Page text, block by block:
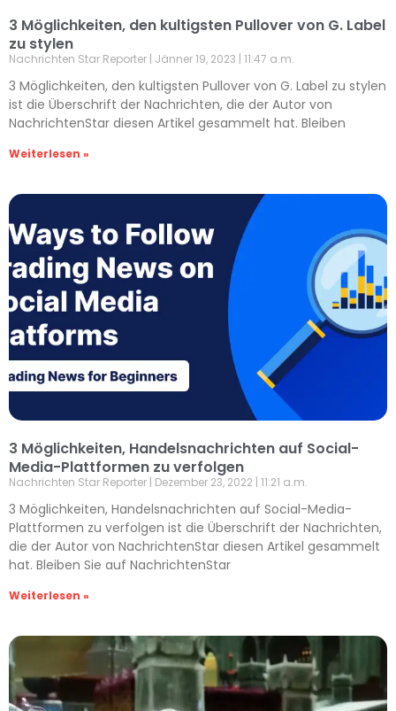
3 Möglichkeiten, den kultigsten Pullover von G. Label
zu stylen
Nachrichten Star Reporter Jänner 19, 2023 11:47 a.m.
3 Möglichkeiten, den kultigsten Pullover von G. Label zu stylen
ist die Überschrift der Nachrichten, die der Autor von
NachrichtenStar diesen Artikel gesammelt hat. Bleiben
Weiterlesen »
3 Möglichkeiten, Handelsnachrichten auf Social-
Media-Plattformen zu verfolgen
Nachrichten Star Reporter Dezember 23, 2022 11:21 a.m.
3 Möglichkeiten, Handelsnachrichten auf Social-Media-
Plattformen zu verfolgen ist die Überschrift der Nachrichten,
die der Autor von NachrichtenStar diesen Artikel gesammelt
hat. Bleiben Sie auf NachrichtenStar
Weiterlesen »